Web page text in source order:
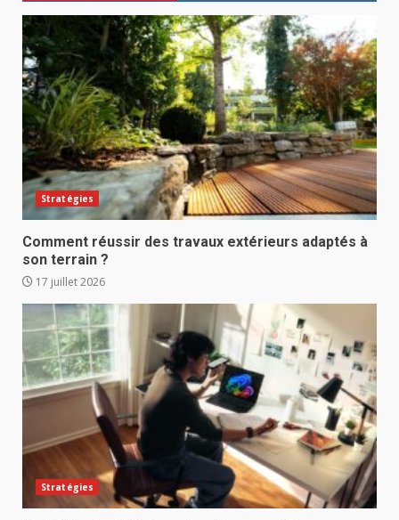
Stratégies
Comment réussir des travaux extérieurs adaptés à
son terrain ?
17 juillet 2026
Stratégies